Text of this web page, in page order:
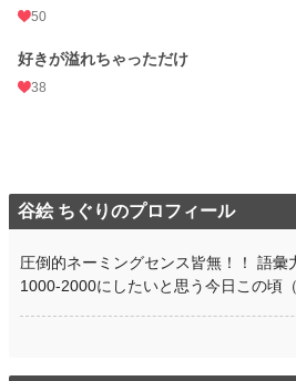
50
好きが溢れちゃっただけ
38
谷絵 ちぐりのプロフィール
圧倒的ネーミングセンス皆無！！ 語
1000-2000にしたいと思う今日この頃（